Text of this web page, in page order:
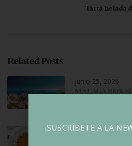
Tarta helada
Related Posts
junio 25, 2026
MÁLAGA 100%
junio 22, 2026
TARTA
¡SUSCRÍBETE A LA